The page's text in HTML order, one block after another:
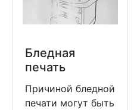
Бледная
печать
Причиной бледной
печати могут быть